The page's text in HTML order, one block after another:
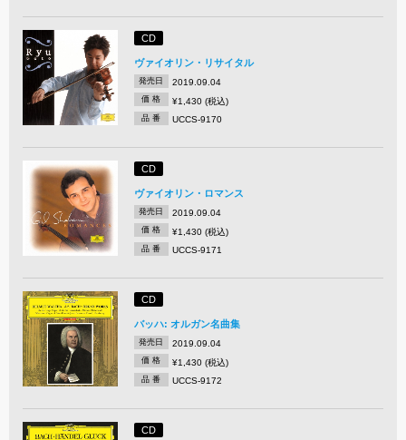
CD
ヴァイオリン・リサイタル
発売日 2019.09.04
価 格 ¥1,430 (税込)
品 番 UCCS-9170
CD
ヴァイオリン・ロマンス
発売日 2019.09.04
価 格 ¥1,430 (税込)
品 番 UCCS-9171
CD
バッハ: オルガン名曲集
発売日 2019.09.04
価 格 ¥1,430 (税込)
品 番 UCCS-9172
CD